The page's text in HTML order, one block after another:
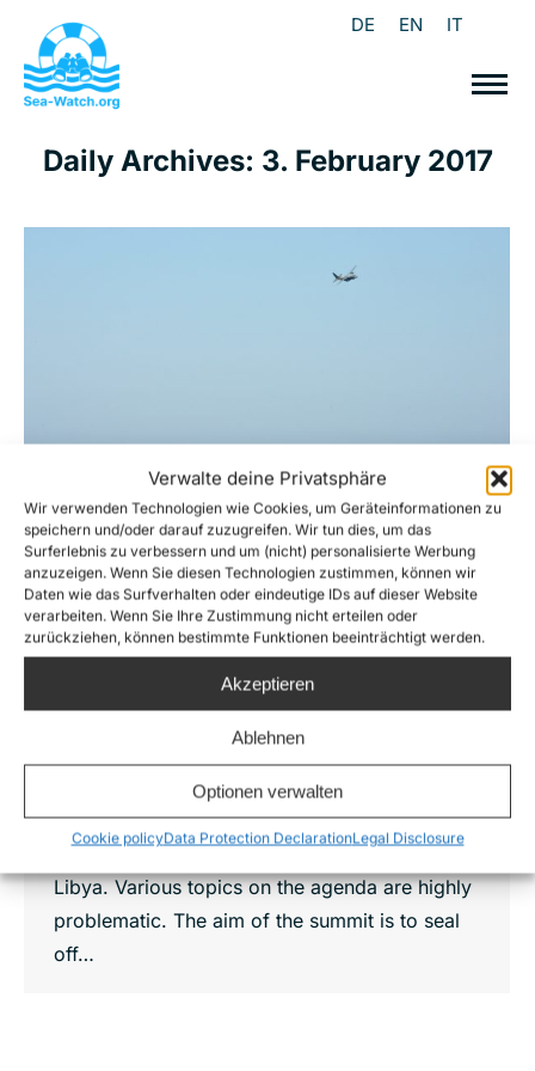
Verwalte deine Privatsphäre
Wir verwenden Technologien wie Cookies, um Geräteinformationen zu
speichern und/oder darauf zuzugreifen. Wir tun dies, um das
Surferlebnis zu verbessern und um (nicht) personalisierte Werbung
anzuzeigen. Wenn Sie diesen Technologien zustimmen, können wir
Daten wie das Surfverhalten oder eindeutige IDs auf dieser Website
verarbeiten. Wenn Sie Ihre Zustimmung nicht erteilen oder
zurückziehen, können bestimmte Funktionen beeinträchtigt werden.
Akzeptieren
Ablehnen
Optionen verwalten
Cookie policyData Protection DeclarationLegal Disclosure
DE EN IT
Daily Archives: 3. February 2017
Sea-Watch released fact sheet for the
Malta summit
News,Sea-Watch 2 ByJoshua Krüger
At an informal meeting in Valletta on February
3rd 2017, the 28 EU heads of government will
come together to discuss the external
dimensions of migration. The main focus will
be on the Central Mediterranean route and
Libya. Various topics on the agenda are highly
problematic. The aim of the summit is to seal
off…